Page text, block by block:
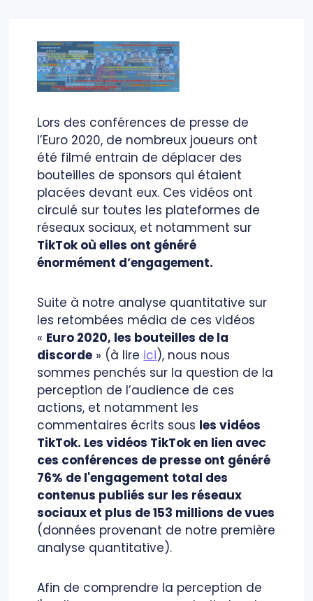
Lors des conférences de presse de
l’Euro 2020, de nombreux joueurs ont
été filmé entrain de déplacer des
bouteilles de sponsors qui étaient
placées devant eux. Ces vidéos ont
circulé sur toutes les plateformes de
réseaux sociaux, et notamment sur
TikTok où elles ont généré
énormément d’engagement.
Suite à notre analyse quantitative sur
les retombées média de ces vidéos
« Euro 2020, les bouteilles de la
discorde » (à lire ici), nous nous
sommes penchés sur la question de la
perception de l’audience de ces
actions, et notamment les
commentaires écrits sous les vidéos
TikTok. Les vidéos TikTok en lien avec
ces conférences de presse ont généré
76% de l'engagement total des
contenus publiés sur les réseaux
sociaux et plus de 153 millions de vues
(données provenant de notre première
analyse quantitative).
Afin de comprendre la perception de